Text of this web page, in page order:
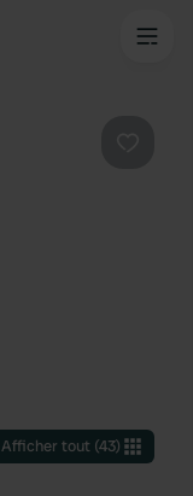
Afficher tout(43)